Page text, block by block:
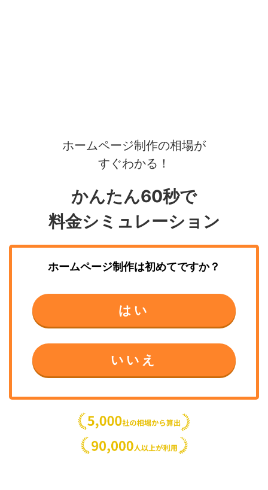
ホームページ制作の相場が
すぐわかる！
かんたん60秒で
料金シミュレーション
ホームページ制作は初めてですか？
はい
いいえ